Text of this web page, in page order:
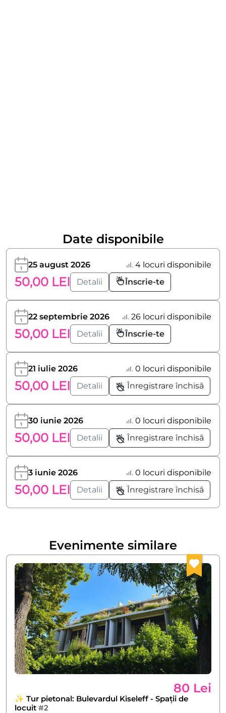
Date disponibile
25 august 2026 4 locuri disponibile
50,00 LEI Detalii Înscrie-te
22 septembrie 2026 26 locuri disponibile
50,00 LEI Detalii Înscrie-te
21 iulie 2026 0 locuri disponibile
50,00 LEI Detalii Înregistrare închisă
30 iunie 2026 0 locuri disponibile
50,00 LEI Detalii Înregistrare închisă
3 iunie 2026 0 locuri disponibile
50,00 LEI Detalii Înregistrare închisă
Evenimente similare
80 Lei
✨ Tur pietonal: Bulevardul Kiseleff - Spații de
locuit #2